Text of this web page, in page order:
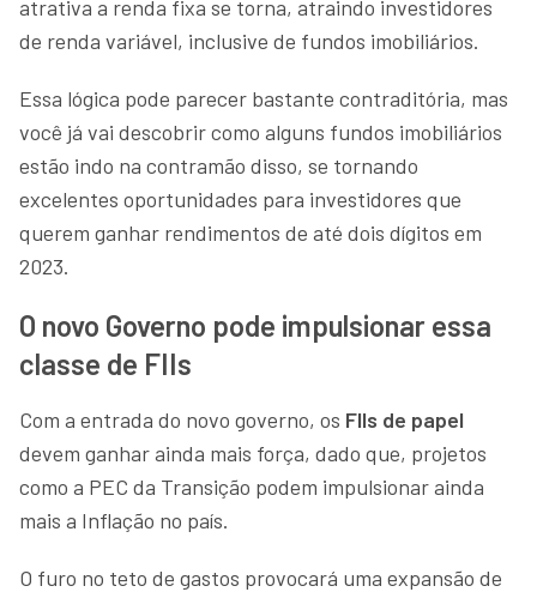
atrativa a renda fixa se torna, atraindo investidores
de renda variável, inclusive de fundos imobiliários.
Essa lógica pode parecer bastante contraditória, mas
você já vai descobrir como alguns fundos imobiliários
estão indo na contramão disso, se tornando
excelentes oportunidades para investidores que
querem ganhar rendimentos de até dois dígitos em
2023.
O novo Governo pode impulsionar essa
classe de FIIs
Com a entrada do novo governo, os FIIs de papel
devem ganhar ainda mais força, dado que, projetos
como a PEC da Transição podem impulsionar ainda
mais a Inflação no país.
O furo no teto de gastos provocará uma expansão de